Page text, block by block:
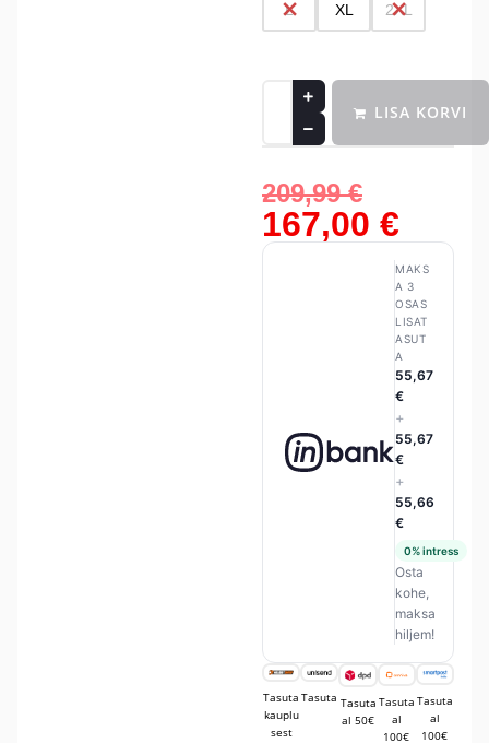
L XL 2XL
LISA KORVI
209,99€
167,00 €
MAKS
A 3
OSAS
LISAT
ASUT
A
55,67
€
+
55,67
€
+
55,66
€
0% intress
Osta
kohe,
maksa
hiljem!
Tasuta
kauplu
sest
Tasuta Tasuta
al 50€
Tasuta
al
100€
Tasuta
al
100€